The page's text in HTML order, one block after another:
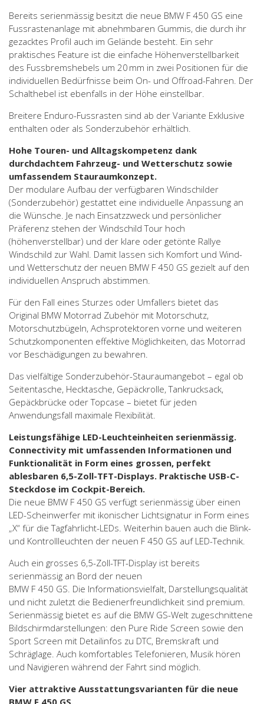
Bereits serienmässig besitzt die neue BMW F 450 GS eine
Fussrastenanlage mit abnehmbaren Gummis, die durch ihr
gezacktes Profil auch im Gelände besteht. Ein sehr
praktisches Feature ist die einfache Höhenverstellbarkeit
des Fussbremshebels um 20 mm in zwei Positionen für die
individuellen Bedürfnisse beim On- und Offroad-Fahren. Der
Schalthebel ist ebenfalls in der Höhe einstellbar.
Breitere Enduro-Fussrasten sind ab der Variante Exklusive
enthalten oder als Sonderzubehör erhältlich.
Hohe Touren- und Alltagskompetenz dank
durchdachtem Fahrzeug- und Wetterschutz sowie
umfassendem Stauraumkonzept.
Der modulare Aufbau der verfügbaren Windschilder
(Sonderzubehör) gestattet eine individuelle Anpassung an
die Wünsche. Je nach Einsatzzweck und persönlicher
Präferenz stehen der Windschild Tour hoch
(höhenverstellbar) und der klare oder getönte Rallye
Windschild zur Wahl. Damit lassen sich Komfort und Wind-
und Wetterschutz der neuen BMW F 450 GS gezielt auf den
individuellen Anspruch abstimmen.
Für den Fall eines Sturzes oder Umfallers bietet das
Original BMW Motorrad Zubehör mit Motorschutz,
Motorschutzbügeln, Achsprotektoren vorne und weiteren
Schutzkomponenten effektive Möglichkeiten, das Motorrad
vor Beschädigungen zu bewahren.
Das vielfältige Sonderzubehör-Stauraumangebot – egal ob
Seitentasche, Hecktasche, Gepäckrolle, Tankrucksack,
Gepäckbrücke oder Topcase – bietet für jeden
Anwendungsfall maximale Flexibilität.
Leistungsfähige LED-Leuchteinheiten serienmässig.
Connectivity mit umfassenden Informationen und
Funktionalität in Form eines grossen, perfekt
ablesbaren 6,5-Zoll-TFT-Displays. Praktische USB-C-
Steckdose im Cockpit-Bereich.
Die neue BMW F 450 GS verfügt serienmässig über einen
LED-Scheinwerfer mit ikonischer Lichtsignatur in Form eines
„X“ für die Tagfahrlicht-LEDs. Weiterhin bauen auch die Blink-
und Kontrollleuchten der neuen F 450 GS auf LED-Technik.
Auch ein grosses 6,5-Zoll-TFT-Display ist bereits
serienmässig an Bord der neuen
BMW F 450 GS. Die Informationsvielfalt, Darstellungsqualität
und nicht zuletzt die Bedienerfreundlichkeit sind premium.
Serienmässig bietet es auf die BMW GS-Welt zugeschnittene
Bildschirmdarstellungen: den Pure Ride Screen sowie den
Sport Screen mit Detailinfos zu DTC, Bremskraft und
Schräglage. Auch komfortables Telefonieren, Musik hören
und Navigieren während der Fahrt sind möglich.
Vier attraktive Ausstattungsvarianten für die neue
BMW F 450 GS.